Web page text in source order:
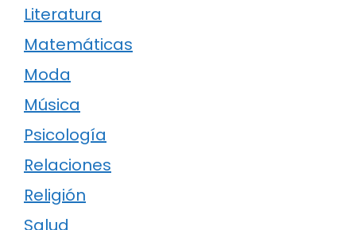
Literatura
Matemáticas
Moda
Música
Psicología
Relaciones
Religión
Salud